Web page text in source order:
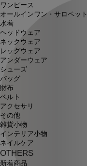
ワンピース
オールインワン・サロペット
水着
ヘッドウェア
ネックウェア
レッグウェア
アンダーウェア
シューズ
バッグ
財布
ベルト
アクセサリ
その他
雑貨小物
インテリア小物
ネイルケア
OTHERS
新着商品